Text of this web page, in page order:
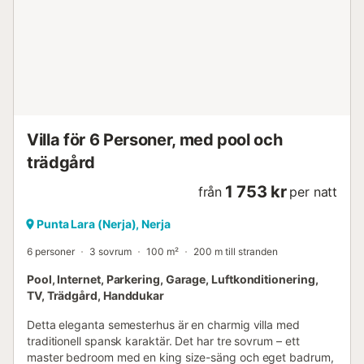
Villa för 6 Personer, med pool och
trädgård
från 1 753 kr per natt
Punta Lara (Nerja), Nerja
6 personer 3 sovrum 100 m² 200 m till stranden
Pool, Internet, Parkering, Garage, Luftkonditionering,
TV, Trädgård, Handdukar
Detta eleganta semesterhus är en charmig villa med
traditionell spansk karaktär. Det har tre sovrum – ett
master bedroom med en king size-säng och eget badrum,